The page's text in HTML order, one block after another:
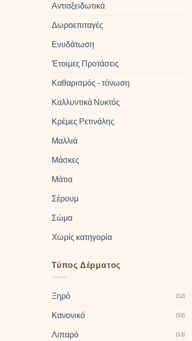
Αντιοξειδωτικά
Δωροεπιταγές
Ενυδάτωση
Έτοιμες Προτάσεις
Καθαρισμός - τόνωση
Καλλυντικά Νυκτός
Κρέμες Ρετινόλης
Μαλλιά
Μάσκες
Μάτια
Σέρουμ
Σώμα
Χωρίς κατηγορία
Τύπος Δέρματος
Ξηρό (52)
Κανονικό (52)
Λιπαρό (53)